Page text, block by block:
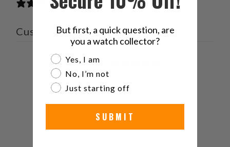
2 reviews
Customer reviews
3.5 / 5
50%
But first, a quick question, are
you a watch collector?
Are you a watch collector?
Yes, I am
No, I’m not
Just starting off
SUBMIT